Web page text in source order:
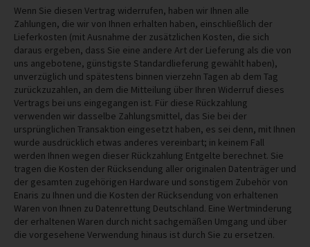
Wenn Sie diesen Vertrag widerrufen, haben wir Ihnen alle
Zahlungen, die wir von Ihnen erhalten haben, einschließlich der
Lieferkosten (mit Ausnahme der zusätzlichen Kosten, die sich
daraus ergeben, dass Sie eine andere Art der Lieferung als die von
uns angebotene, günstigste Standardlieferung gewählt haben),
unverzüglich und spätestens binnen vierzehn Tagen ab dem Tag
zurückzuzahlen, an dem die Mitteilung über Ihren Widerruf dieses
Vertrags bei uns eingegangen ist. Für diese Rückzahlung
verwenden wir dasselbe Zahlungsmittel, das Sie bei der
ursprünglichen Transaktion eingesetzt haben, es sei denn, mit Ihnen
wurde ausdrücklich etwas anderes vereinbart; in keinem Fall
werden Ihnen wegen dieser Rückzahlung Entgelte berechnet. Sie
tragen die Kosten der Rücksendung aller originalen Datenträger und
der gesamten zugehörigen Hardware und sonstigem Zubehör von
Enaris zu Ihnen und die Kosten der Rücksendung von erhaltenen
Waren von Ihnen zu Datenrettung Deutschland. Eine Wertminderung
der erhaltenen Waren durch nicht sachgemäßen Umgang und über
die vorgesehene Verwendung hinaus ist durch Sie zu ersetzen.